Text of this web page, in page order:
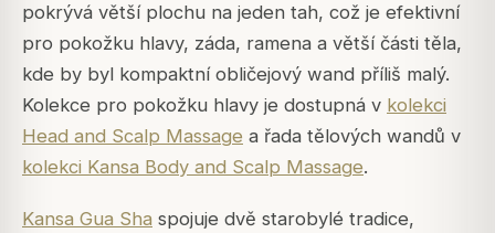
pokrývá větší plochu na jeden tah, což je efektivní
pro pokožku hlavy, záda, ramena a větší části těla,
kde by byl kompaktní obličejový wand příliš malý.
Kolekce pro pokožku hlavy je dostupná v kolekci
Head and Scalp Massage a řada tělových wandů v
kolekci Kansa Body and Scalp Massage.
Kansa Gua Sha spojuje dvě starobylé tradice,